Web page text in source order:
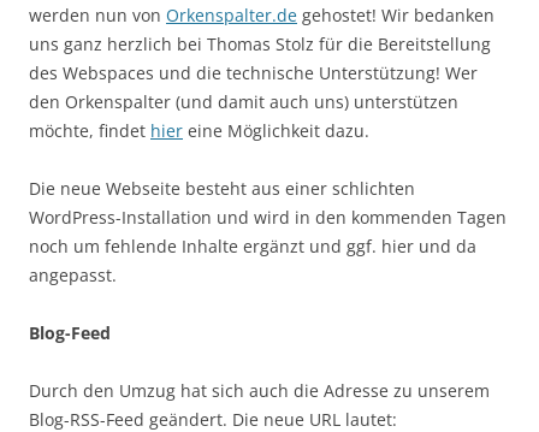
werden nun von Orkenspalter.de gehostet! Wir bedanken
uns ganz herzlich bei Thomas Stolz für die Bereitstellung
des Webspaces und die technische Unterstützung! Wer
den Orkenspalter (und damit auch uns) unterstützen
möchte, findet hier eine Möglichkeit dazu.
Die neue Webseite besteht aus einer schlichten
WordPress-Installation und wird in den kommenden Tagen
noch um fehlende Inhalte ergänzt und ggf. hier und da
angepasst.
Blog-Feed
Durch den Umzug hat sich auch die Adresse zu unserem
Blog-RSS-Feed geändert. Die neue URL lautet: